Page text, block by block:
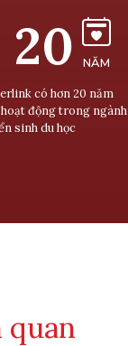
20 NĂM
có hơn 20 năm
động trong ngành
sinh du học
quan